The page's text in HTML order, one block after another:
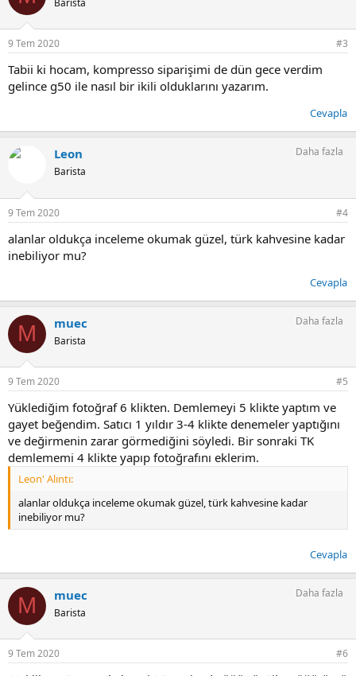
l
9 Tem 2020 #3
Tabii ki hocam, kompresso siparişimi de dün gece verdim
gelince g50 ile nasıl bir ikili olduklarını yazarım.
Cevapla
Leon
Barista
Daha fazla
9 Tem 2020 #4
alanlar oldukça inceleme okumak güzel, türk kahvesine kadar
inebiliyor mu?
Cevapla
M muec
Barista
Daha fazla
9 Tem 2020 #5
Yüklediğim fotoğraf 6 klikten. Demlemeyi 5 klikte yaptım ve
gayet beğendim. Satıcı 1 yıldır 3-4 klikte denemeler yaptığını
ve değirmenin zarar görmediğini söyledi. Bir sonraki TK
demlememi 4 klikte yapıp fotoğrafını eklerim.
Leon' Alıntı:
alanlar oldukça inceleme okumak güzel, türk kahvesine kadar
inebiliyor mu?
Cevapla
M muec
Barista
Daha fazla
9 Tem 2020 #6